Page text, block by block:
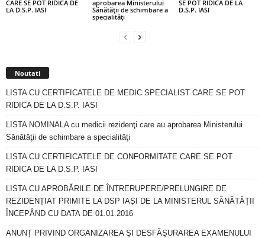
CARE SE POT RIDICA DE
LA D.S.P. IASI
aprobarea Ministerului
Sănătăţii de schimbare a
specialităţi
SE POT RIDICA DE LA
D.S.P. IASI
Noutati
LISTA CU CERTIFICATELE DE MEDIC SPECIALIST CARE SE POT
RIDICA DE LA D.S.P. IASI
LISTA NOMINALA cu medicii rezidenţi care au aprobarea Ministerului
Sănătăţii de schimbare a specialităţi
LISTA CU CERTIFICATELE DE CONFORMITATE CARE SE POT
RIDICA DE LA D.S.P. IASI
LISTA CU APROBĂRILE DE ÎNTRERUPERE/PRELUNGIRE DE
REZIDENȚIAT PRIMITE LA DSP IAȘI DE LA MINISTERUL SĂNĂTĂȚII
ÎNCEPÂND CU DATA DE 01.01.2016
ANUNȚ PRIVIND ORGANIZAREA ŞI DESFĂŞURAREA EXAMENULUI